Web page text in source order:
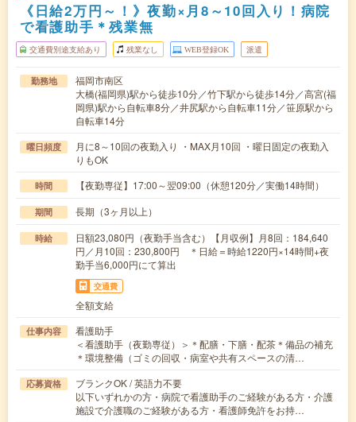
《日給2万円～！》夜勤×月8～10回入り！病院
で看護助手＊残業無
交通費別途支給あり 残業なし WEB登録OK 派遣
勤務地
福岡市南区
大橋(福岡県)駅から徒歩10分／竹下駅から徒歩14分／高宮(福
岡県)駅から自転車8分／井尻駅から自転車11分／笹原駅から
自転車14分
曜日頻度
月に8～10回の夜勤入り ・MAX月10回 ・曜日固定の夜勤入
りもOK
時間 【夜勤専従】17:00～翌09:00（休憩120分／実働14時間）
期間 長期（3ヶ月以上）
時給
日額23,080円（夜勤手当含む）【月収例】月8回：184,640
円／月10回：230,800円 ＊日給＝時給1220円×14時間+夜
勤手当6,000円にて算出
交通費
全額支給
仕事内容
看護助手
＜看護助手（夜勤専従）＞＊配膳・下膳・配茶＊備品の補充
＊環境整備（ゴミの回収・病室や共有スペースの清…
応募資格
ブランクOK / 英語力不要
以下いずれかの方・病院で看護助手のご経験がある方・介護
施設で介護職のご経験がある方・看護師免許をお持…